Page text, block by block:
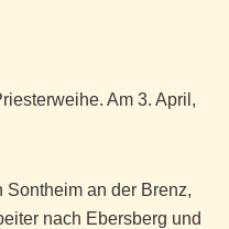
Am 3. April,
Sontheim an der Brenz,
nach Ebersberg und